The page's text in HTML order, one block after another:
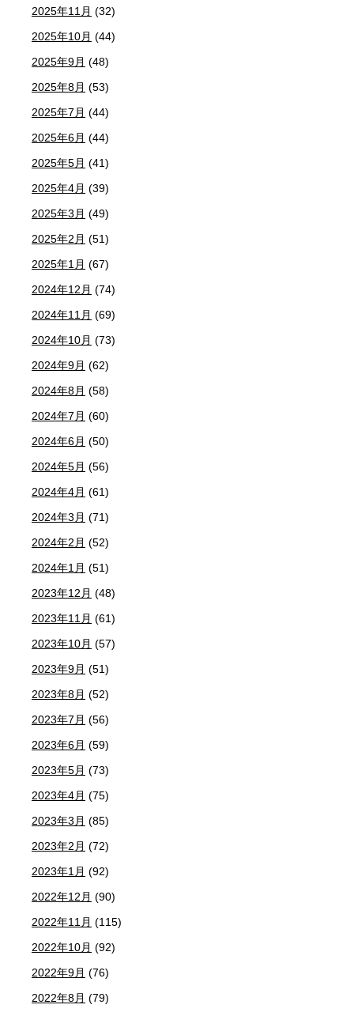
2025年11月 (32)
2025年10月 (44)
2025年9月 (48)
2025年8月 (53)
2025年7月 (44)
2025年6月 (44)
2025年5月 (41)
2025年4月 (39)
2025年3月 (49)
2025年2月 (51)
2025年1月 (67)
2024年12月 (74)
2024年11月 (69)
2024年10月 (73)
2024年9月 (62)
2024年8月 (58)
2024年7月 (60)
2024年6月 (50)
2024年5月 (56)
2024年4月 (61)
2024年3月 (71)
2024年2月 (52)
2024年1月 (51)
2023年12月 (48)
2023年11月 (61)
2023年10月 (57)
2023年9月 (51)
2023年8月 (52)
2023年7月 (56)
2023年6月 (59)
2023年5月 (73)
2023年4月 (75)
2023年3月 (85)
2023年2月 (72)
2023年1月 (92)
2022年12月 (90)
2022年11月 (115)
2022年10月 (92)
2022年9月 (76)
2022年8月 (79)